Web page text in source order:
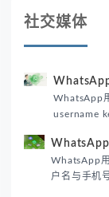
社交媒体
WhatsApp
username
境团队高效
WhatsApp
WhatsApp
户名与手机